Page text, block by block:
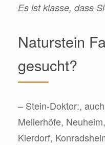
Es ist klasse, dass
Naturstein
gesucht?
– Stein-Doktor:,
Mellerhöfe,
Kierdorf,